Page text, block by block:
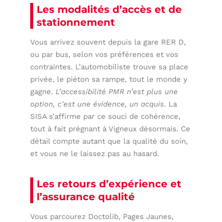
Les modalités d’accès et de
stationnement
Vous arrivez souvent depuis la gare RER D,
ou par bus, selon vos préférences et vos
contraintes. L’automobiliste trouve sa place
privée, le piéton sa rampe, tout le monde y
gagne.L’accessibilité PMR n’est plus une
option, c’est une évidence, un acquis. La
SISA s’affirme par ce souci de cohérence,
tout à fait prégnant à Vigneux désormais. Ce
détail compte autant que la qualité du soin,
et vous ne le laissez pas au hasard.
Les retours d’expérience et
l’assurance qualité
Vous parcourez Doctolib, Pages Jaunes,